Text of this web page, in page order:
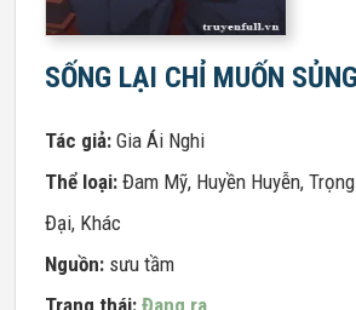
SỐNG LẠI CHỈ MUỐN
Tác giả: Gia Ái Nghi
Thể loại: Đam Mỹ, Huyền Huyễn,
Đại, Khác
Nguồn: sưu tầm
Trạng thái: Đang ra